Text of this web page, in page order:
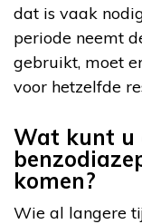
dat is vaak
periode neemt
gebruikt, moet
voor hetzelfde
Wat kunt u
komen?
Wie al langere